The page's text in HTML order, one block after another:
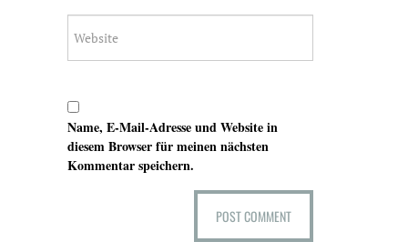
Name, E-Mail-Adresse und Website in
diesem Browser für meinen nächsten
Kommentar speichern.